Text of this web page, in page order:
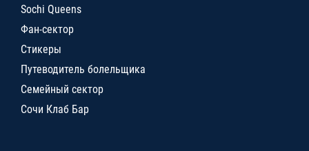
Sochi Queens
Фан-сектор
Стикеры
Путеводитель болельщика
Семейный сектор
Сочи Клаб Бар